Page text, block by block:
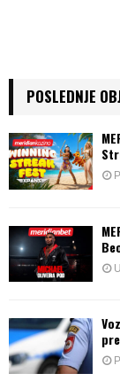
POSLEDNJE